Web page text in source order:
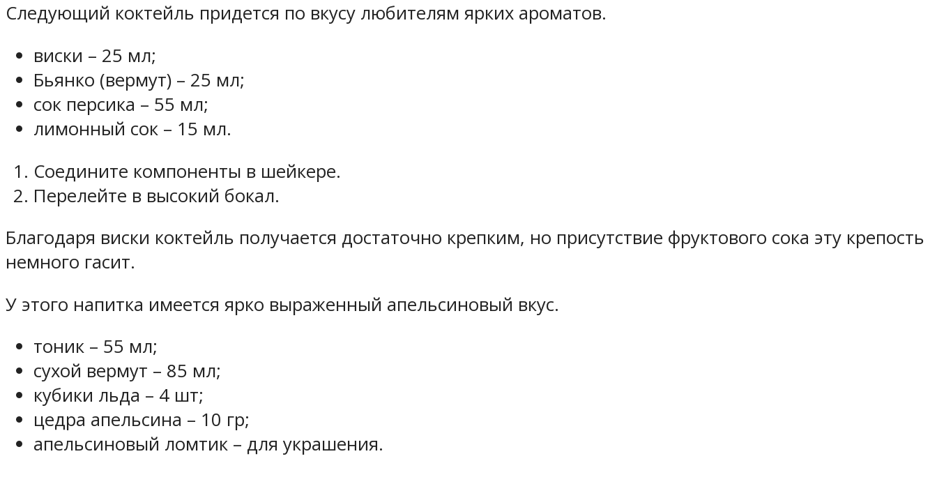
Следующий коктейль придется по вкусу любителям ярких ароматов.
виски – 25 мл;
Бьянко (вермут) – 25 мл;
сок персика – 55 мл;
лимонный сок – 15 мл.
Соедините компоненты в шейкере.
Перелейте в высокий бокал.
Благодаря виски коктейль получается достаточно крепким, но присутствие фруктового сока эту крепость
немного гасит.
У этого напитка имеется ярко выраженный апельсиновый вкус.
тоник – 55 мл;
сухой вермут – 85 мл;
кубики льда – 4 шт;
цедра апельсина – 10 гр;
апельсиновый ломтик – для украшения.